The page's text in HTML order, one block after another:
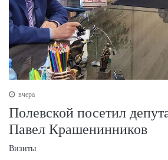
вчера
Полевской посетил
Павел Крашенинников
Визиты